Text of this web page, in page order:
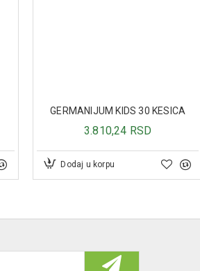
GERMANIJUM KIDS 30 KESICA
3.810,24 RSD
Dodaj u korpu